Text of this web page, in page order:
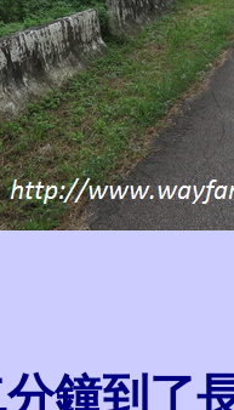
鐘到了